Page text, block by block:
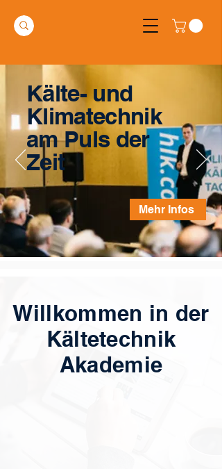
Kälte- und
Klimatechnik
am Puls der
Zeit
Mehr Infos
Willkommen in der
Kältetechnik
Akademie